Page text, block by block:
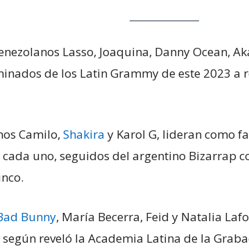
Lasso, Joaquina, Danny Ocean,
de los Latin Grammy de este 2023 a
Camilo, Shakira y Karol G, lideran como
uno, seguidos del argentino Bizarrap
Bunny, María Becerra, Feid y Natalia
reveló la Academia Latina de la